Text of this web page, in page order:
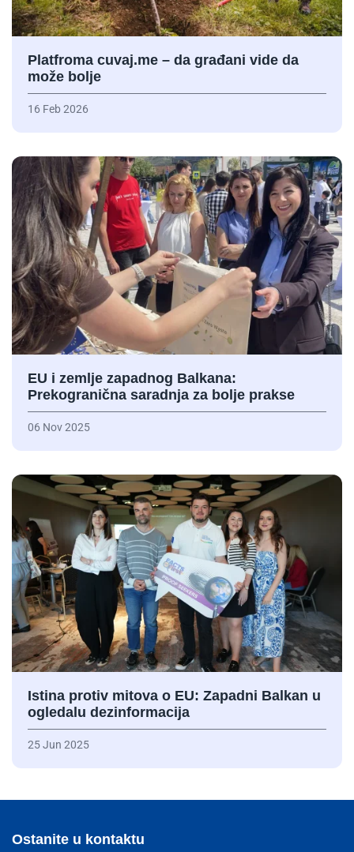
Platfroma cuvaj.me – da građani vide da
može bolje
16 Feb 2026
EU i zemlje zapadnog Balkana:
Prekogranična saradnja za bolje prakse
06 Nov 2025
Istina protiv mitova o EU: Zapadni Balkan u
ogledalu dezinformacija
25 Jun 2025
Ostanite u kontaktu